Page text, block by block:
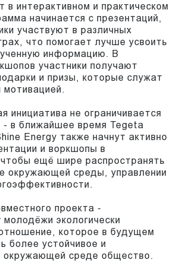
в интерактивном и практическом
начинается с презентаций,
участвуют в различных
что помогает лучше усвоить
информацию. В
участники получают
и призы, которые служат
мотивацией.
инициатива не ограничивается
- в ближайшее время Tegeta
Energy также начнут активно
и воркшопы в
ещё шире распространять
окружающей среды, управлении
проекта -
экологически
которое в будущем
более устойчивое и
окружающей среде общество.